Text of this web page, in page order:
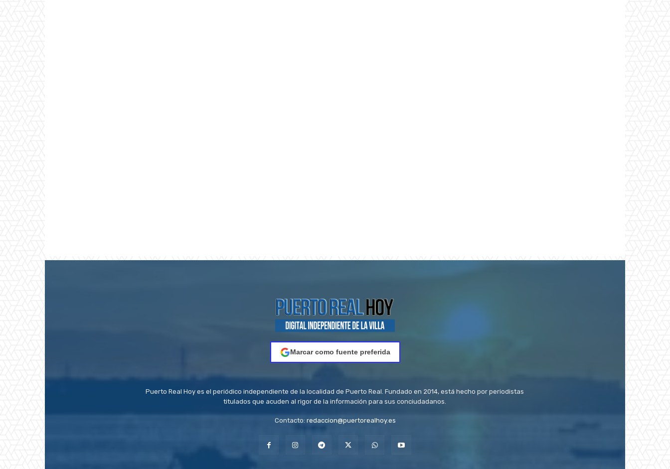
Marcar como fuente preferida
Puerto Real Hoy es el periódico independiente de la localidad de Puerto Real. Fundado en 2014, está hecho por periodistas
titulados que acuden al rigor de la información para sus conciudadanos.
Contacto: redaccion@puertorealhoy.es